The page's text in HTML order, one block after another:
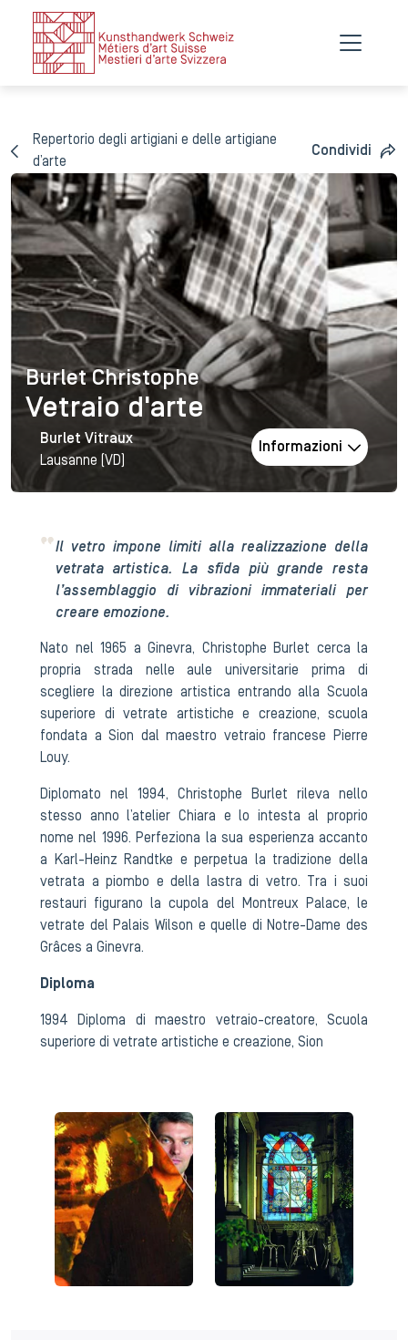
Repertorio degli artigiani e delle artigiane
d’arte
Condividi
Burlet Christophe
Burlet Christophe
Vetraio d'arte
Burlet Vitraux
Lausanne (VD)
Informazioni
Il vetro impone limiti alla realizzazione della
vetrata artistica. La sfida più grande resta
l’assemblaggio di vibrazioni immateriali per
creare emozione.
Nato nel 1965 a Ginevra, Christophe Burlet cerca la
propria strada nelle aule universitarie prima di
scegliere la direzione artistica entrando alla Scuola
superiore di vetrate artistiche e creazione, scuola
fondata a Sion dal maestro vetraio francese Pierre
Louy.
Diplomato nel 1994, Christophe Burlet rileva nello
stesso anno l’atelier Chiara e lo intesta al proprio
nome nel 1996. Perfeziona la sua esperienza accanto
a Karl-Heinz Randtke e perpetua la tradizione della
vetrata a piombo e della lastra di vetro. Tra i suoi
restauri figurano la cupola del Montreux Palace, le
vetrate del Palais Wilson e quelle di Notre-Dame des
Grâces a Ginevra.
Diploma
1994 Diploma di maestro vetraio-creatore, Scuola
superiore di vetrate artistiche e creazione, Sion